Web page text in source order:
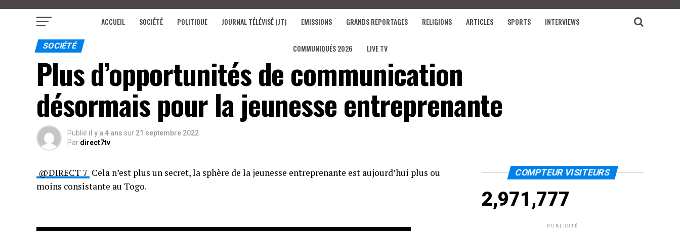
ACCUEIL SOCIÉTÉ POLITIQUE JOURNAL TÉLÉVISÉ (JT) EMISSIONS GRANDS REPORTAGES RELIGIONS ARTICLES SPORTS INTERVIEWS
COMMUNIQUÉS 2026 LIVE TV
SOCIÉTÉ
Plus d’opportunités de communication
désormais pour la jeunesse entreprenante
Publié il y a 4 ans sur 21 septembre 2022
Par direct7tv
@DIRECT 7 Cela n’est plus un secret, la sphère de la jeunesse entreprenante est aujourd’hui plus ou
moins consistante au Togo.
COMPTEUR VISITEURS
2,971,777
PUBLICITÉ